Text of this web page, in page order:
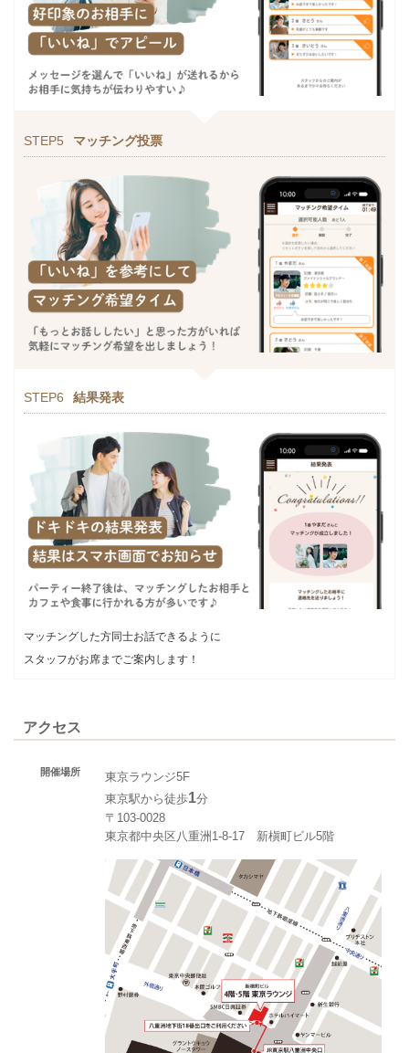
STEP5 マッチング投票
STEP6 結果発表
マッチングした方同士お話できるように
スタッフがお席までご案内します！
アクセス
開催場所
東京ラウンジ5F
東京駅から徒歩1分
〒103-0028
東京都中央区八重洲1-8-17 新槇町ビル5階